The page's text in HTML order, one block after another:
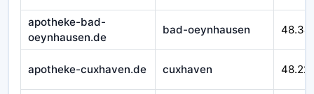
apotheke-bad-
oeynhausen.de
bad-oeynhausen
apotheke-cuxhaven.de cuxhaven 48.221